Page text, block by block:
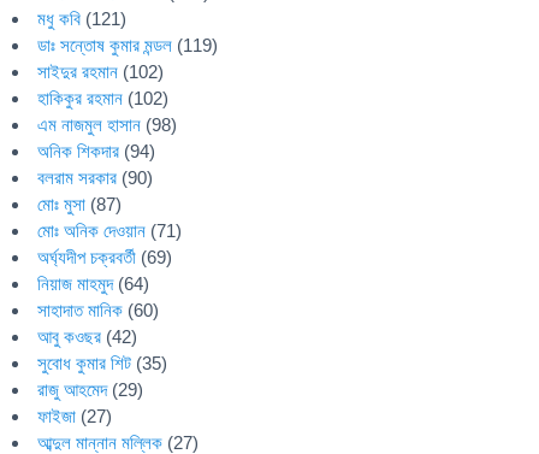
মধু কবি (121)
ডাঃ সন্তোষ কুমার মন্ডল (119)
সাইদুর রহমান (102)
হাকিকুর রহমান (102)
এম নাজমুল হাসান (98)
অনিক শিকদার (94)
বলরাম সরকার (90)
মোঃ মুসা (87)
মোঃ অনিক দেওয়ান (71)
অর্ঘ্যদীপ চক্রবর্তী (69)
নিয়াজ মাহমুদ(64)
সাহাদাত মানিক (60)
আবু কওছর (42)
সুবোধ কুমার শিট (35)
রাজু আহমেদ(29)
ফাইজা (27)
আব্দুল মান্নান মল্লিক (27)